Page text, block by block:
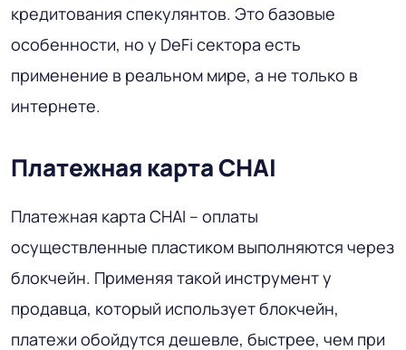
кредитования спекулянтов. Это базовые
особенности, но у DeFi сектора есть
применение в реальном мире, а не только в
интернете.
Платежная карта CHAI
Платежная карта CHAI – оплаты
осуществленные пластиком выполняются через
блокчейн. Применяя такой инструмент у
продавца, который использует блокчейн,
платежи обойдутся дешевле, быстрее, чем при